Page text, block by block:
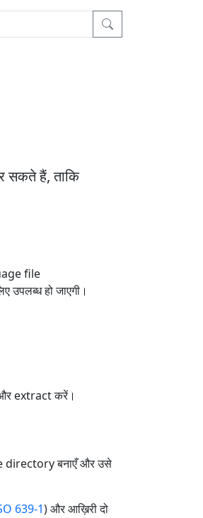
सकते हैं, ताकि
file
हो जाएगी।
extract करें।
directory बनाएँ और उसे
639-1) और आख़िरी दो